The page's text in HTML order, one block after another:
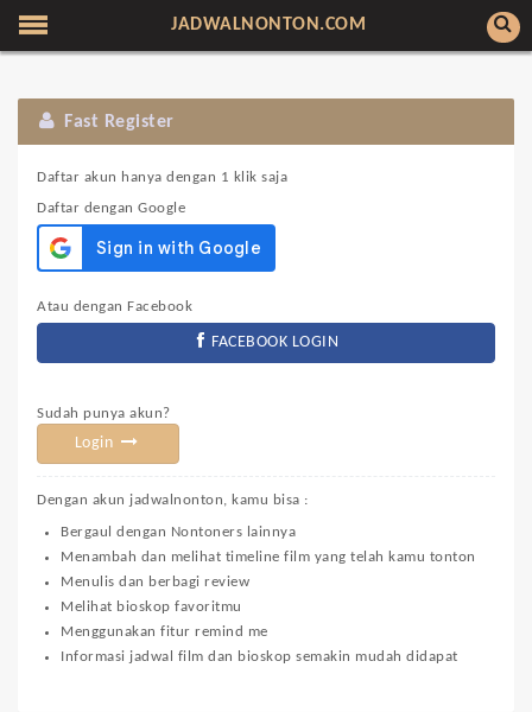
JADWALNONTON.COM
Fast Register
Daftar akun hanya dengan 1 klik saja
Daftar dengan Google
Atau dengan Facebook
FACEBOOK LOGIN
Sudah punya akun?
Login
Dengan akun jadwalnonton, kamu bisa :
Bergaul dengan Nontoners lainnya
Menambah dan melihat timeline film yang telah kamu tonton
Menulis dan berbagi review
Melihat bioskop favoritmu
Menggunakan fitur remind me
Informasi jadwal film dan bioskop semakin mudah didapat